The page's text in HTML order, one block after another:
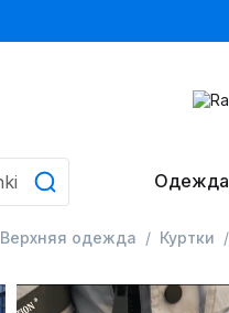
Одежда
Верхняя одежда Куртки